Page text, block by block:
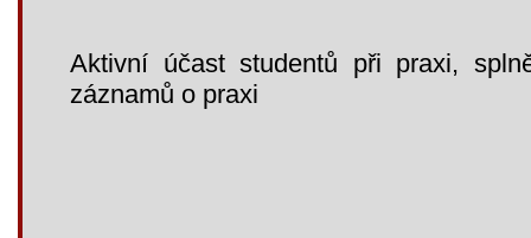
Aktivní účast studentů při praxi,
záznamů o praxi